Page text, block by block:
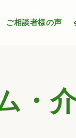
ご相談者様の声
・